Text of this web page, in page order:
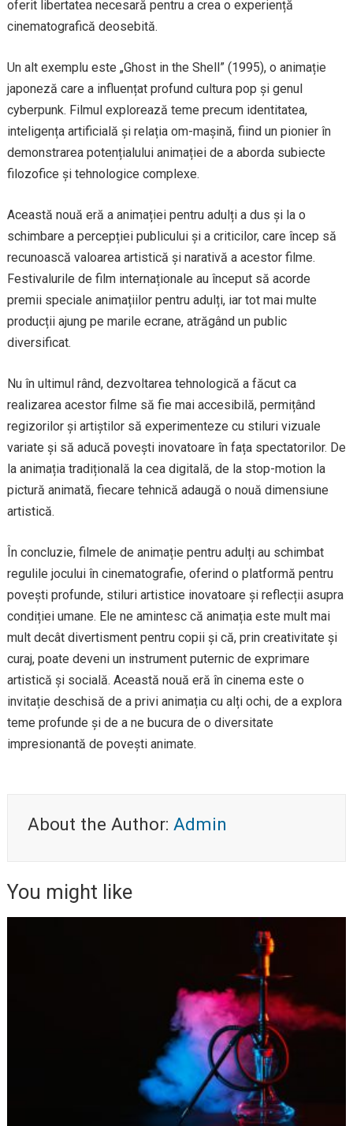
oferit libertatea necesară pentru a crea o experiență
cinematografică deosebită.
Un alt exemplu este „Ghost in the Shell” (1995), o animație
japoneză care a influențat profund cultura pop și genul
cyberpunk. Filmul explorează teme precum identitatea,
inteligența artificială și relația om-mașină, fiind un pionier în
demonstrarea potențialului animației de a aborda subiecte
filozofice și tehnologice complexe.
Această nouă eră a animației pentru adulți a dus și la o
schimbare a percepției publicului și a criticilor, care încep să
recunoască valoarea artistică și narativă a acestor filme.
Festivalurile de film internaționale au început să acorde
premii speciale animațiilor pentru adulți, iar tot mai multe
producții ajung pe marile ecrane, atrăgând un public
diversificat.
Nu în ultimul rând, dezvoltarea tehnologică a făcut ca
realizarea acestor filme să fie mai accesibilă, permițând
regizorilor și artiștilor să experimenteze cu stiluri vizuale
variate și să aducă povești inovatoare în fața spectatorilor. De
la animația tradițională la cea digitală, de la stop-motion la
pictură animată, fiecare tehnică adaugă o nouă dimensiune
artistică.
În concluzie, filmele de animație pentru adulți au schimbat
regulile jocului în cinematografie, oferind o platformă pentru
povești profunde, stiluri artistice inovatoare și reflecții asupra
condiției umane. Ele ne amintesc că animația este mult mai
mult decât divertisment pentru copii și că, prin creativitate și
curaj, poate deveni un instrument puternic de exprimare
artistică și socială. Această nouă eră în cinema este o
invitație deschisă de a privi animația cu alți ochi, de a explora
teme profunde și de a ne bucura de o diversitate
impresionantă de povești animate.
About the Author: Admin
You might like